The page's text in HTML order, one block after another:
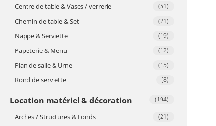
Centre de table & Vases / verrerie (51)
Chemin de table & Set (21)
Nappe & Serviette (19)
Papeterie & Menu (12)
Plan de salle & Urne (15)
Rond de serviette (8)
Location matériel & décoration (194)
Arches / Structures & Fonds (21)